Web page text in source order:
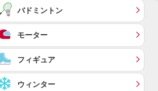
バドミントン
モーター
フィギュア
ウィンター